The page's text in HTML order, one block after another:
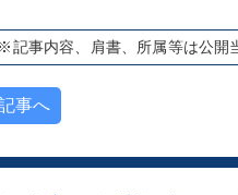
※記事内容、肩書、所属等は公開
事へ